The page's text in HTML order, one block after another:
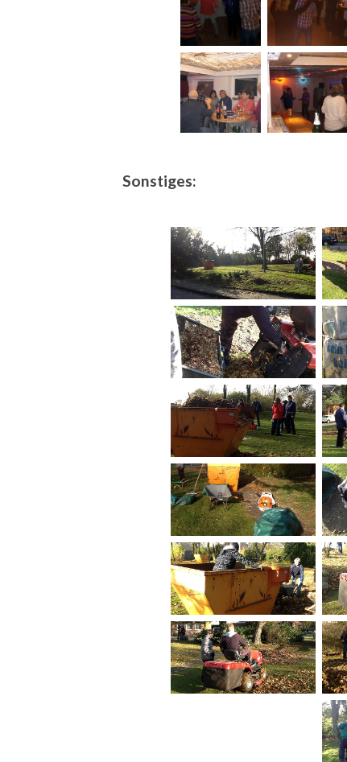
Sonstiges: